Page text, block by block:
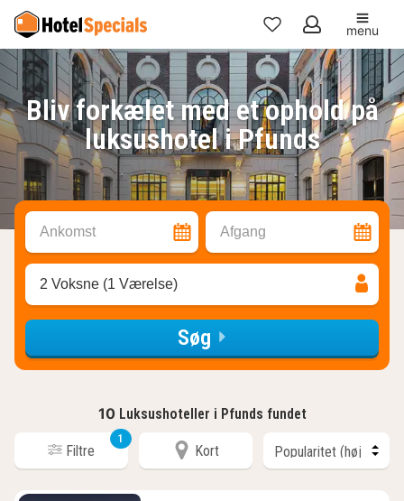
Mine
favoritter
menu
Bliv forkælet med et ophold på
luksushotel i Pfunds
Ankomst Afgang
2 Voksne (1 Værelse)
Søg
10 Luksushoteller i Pfunds fundet
Filtre
1
Kort